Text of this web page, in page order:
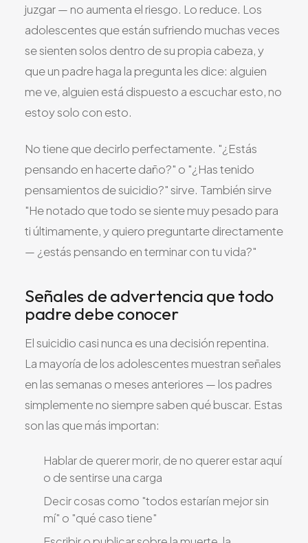
juzgar — no aumenta el riesgo. Lo reduce. Los
adolescentes que están sufriendo muchas veces
se sienten solos dentro de su propia cabeza, y
que un padre haga la pregunta les dice: alguien
me ve, alguien está dispuesto a escuchar esto, no
estoy solo con esto.
No tiene que decirlo perfectamente. "¿Estás
pensando en hacerte daño?" o "¿Has tenido
pensamientos de suicidio?" sirve. También sirve
"He notado que todo se siente muy pesado para
ti últimamente, y quiero preguntarte directamente
— ¿estás pensando en terminar con tu vida?"
Señales de advertencia que todo
padre debe conocer
El suicidio casi nunca es una decisión repentina.
La mayoría de los adolescentes muestran señales
en las semanas o meses anteriores — los padres
simplemente no siempre saben qué buscar. Estas
son las que más importan:
Hablar de querer morir, de no querer estar aquí
o de sentirse una carga
Decir cosas como "todos estarían mejor sin
mí" o "qué caso tiene"